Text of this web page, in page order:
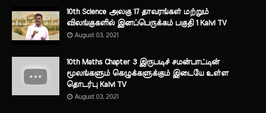
10th Science அலகு 17 தாவரங்கள் மற்றும்
விலங்குகளில் இனப்பெருக்கம் பகுதி 1 Kalvi TV
August 03, 2021
10th Maths Chapter 3 இருபடிச் சமன்பாட்டின்
மூலங்களும் கெழுக்களுக்கும் இடையே உள்ள
தொடர்பு Kalvi TV
August 03, 2021